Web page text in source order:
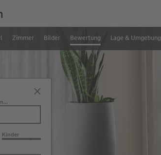
Zimmer Bilder Bewertung Lage & Umgebung
Kinder